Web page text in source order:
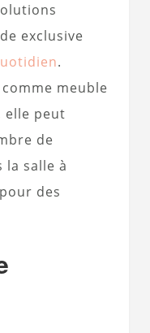
exclusive
.
meuble
elle peut
de
la salle à
des